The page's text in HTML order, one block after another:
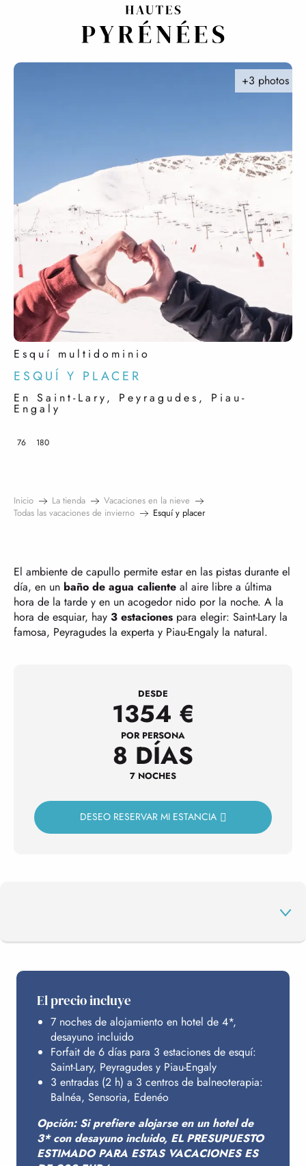
Esquí multidominio
ESQUÍ Y PLACER
En Saint-Lary, Peyragudes, Piau-
Engaly
+3 photos
76 180
Inicio La tienda
Vacaciones en la nieve
Todas las vacaciones de invierno
Esquí y placer
El ambiente de capullo permite estar en las pistas durante el
día, en un baño de agua caliente al aire libre a última
hora de la tarde y en un acogedor nido por la noche. A la
hora de esquiar, hay 3 estaciones para elegir: Saint-Lary la
famosa, Peyragudes la experta y Piau-Engaly la natural.
DESDE
1354 €
POR PERSONA
8 DÍAS
7 NOCHES
DESEO RESERVAR MI ESTANCIA
SUS ESTACIONES
SUS CENTROS TERMALES
ALOJAMIENTO
El precio incluye
7 noches de alojamiento en hotel de 4*,
desayuno incluido
Forfait de 6 días para 3 estaciones de esquí:
Saint-Lary, Peyragudes y Piau-Engaly
3 entradas (2 h) a 3 centros de balneoterapia:
Balnéa, Sensoria, Edenéo
Opción: Si prefiere alojarse en un hotel de
3* con desayuno incluido, EL PRESUPUESTO
ESTIMADO PARA ESTAS VACACIONES ES